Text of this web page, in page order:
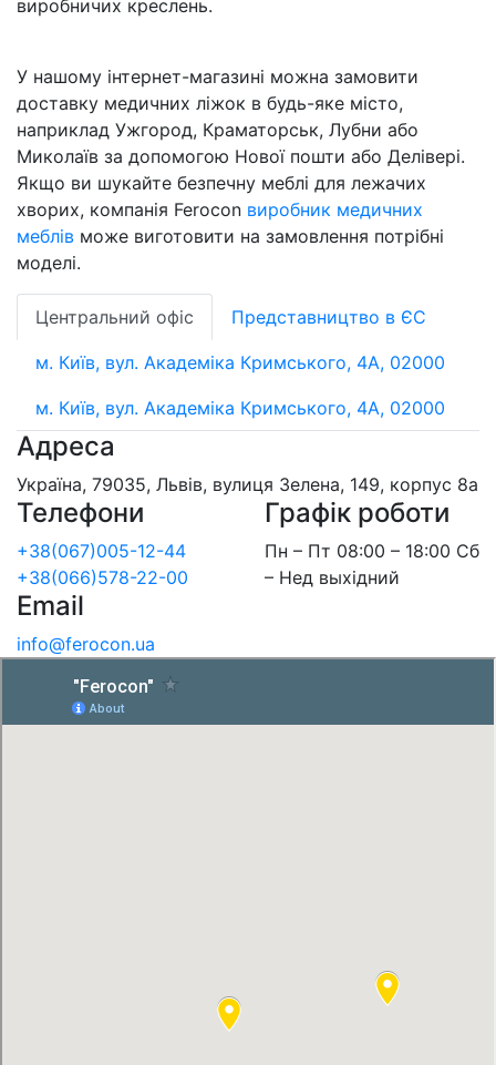
виробничих креслень.
У нашому інтернет-магазині можна замовити
доставку медичних ліжок в будь-яке місто,
наприклад Ужгород, Краматорськ, Лубни або
Миколаїв за допомогою Нової пошти або Делівері.
Якщо ви шукайте безпечну меблі для лежачих
хворих, компанія Ferocon виробник медичних
меблів може виготовити на замовлення потрібні
моделі.
Центральний офіс Представництво в ЄС
м. Київ, вул. Академіка Кримського, 4А, 02000
м. Київ, вул. Академіка Кримського, 4А, 02000
Адреса
Україна, 79035, Львів, вулиця Зелена, 149, корпус 8а
Телефони
+38(067)005-12-44
+38(066)578-22-00
Графік роботи
Пн – Пт 08:00 – 18:00 Сб
– Нед выхідний
Email
info@ferocon.ua